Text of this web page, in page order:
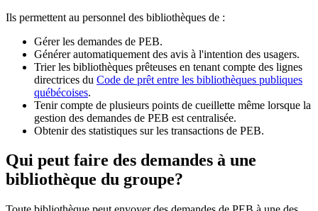
Ils permettent au personnel des bibliothèques de :
Gérer les demandes de PEB.
Générer automatiquement des avis à l'intention des usagers.
Trier les bibliothèques prêteuses en tenant compte des lignes
directrices du Code de prêt entre les bibliothèques publiques
québécoises.
Tenir compte de plusieurs points de cueillette même lorsque la
gestion des demandes de PEB est centralisée.
Obtenir des statistiques sur les transactions de PEB.
Qui peut faire des demandes à une
bibliothèque du groupe?